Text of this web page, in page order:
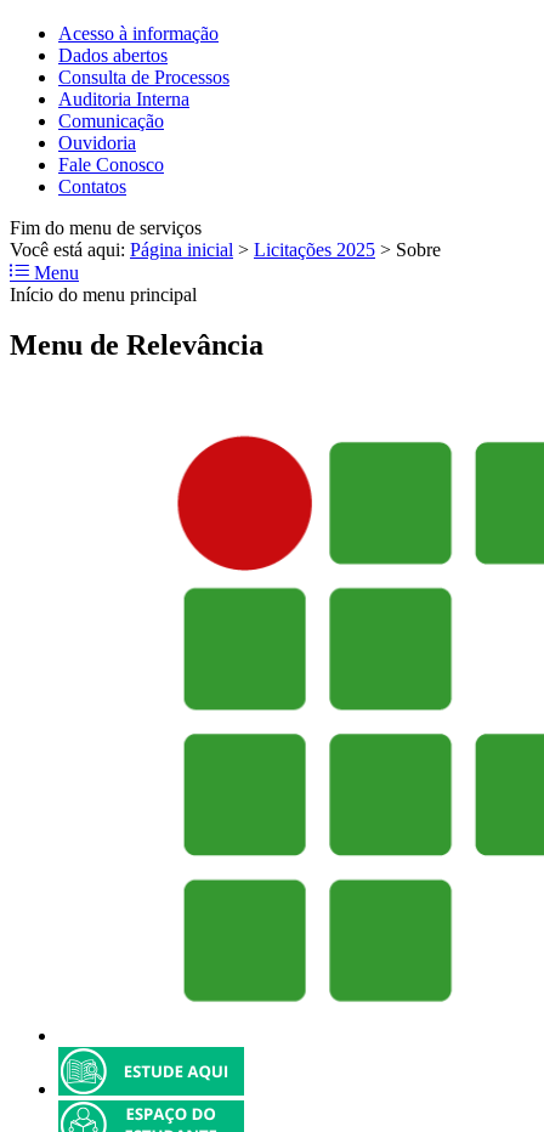
Acesso à informação
Dados abertos
Consulta de Processos
Auditoria Interna
Comunicação
Ouvidoria
Fale Conosco
Contatos
Fim do menu de serviços
Você está aqui: Página inicial > Licitações 2025 > Sobre
Menu
Início do menu principal
Menu de Relevância